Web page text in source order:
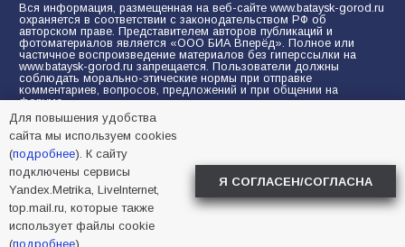
Вся информация, размещенная на веб-сайте www.bataysk-gorod.ru
охраняется в соответствии с законодательством РФ об
авторском праве. Представителем авторов публикаций и
фотоматериалов является «ООО БИА Вперёд». Полное или
частичное воспроизведение материалов без гиперссылки на
www.bataysk-gorod.ru запрещается. Пользователи должны
соблюдать морально-этические нормы при отправке
комментариев, вопросов, предложений и при общении на
форуме.
Политика конфиденциальности и защиты информации
Согласие на обработку персональных данных с помощью
сервисов Yandex.Metrika, LiveInternet, top.mail.ru
© 2005-2026 БИА «ВПЕРЕД»
Для повышения удобства
сайта мы используем cookies
(подробнее). К сайту
подключены сервисы
Yandex.Metrika, LiveInternet,
top.mail.ru, которые также
использует файлы cookie
(подробнее).
Я СОГЛАСЕН/СОГЛАСНА